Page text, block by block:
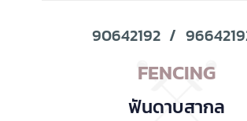
90642192 /
FENCING
ฟันดาบสากล